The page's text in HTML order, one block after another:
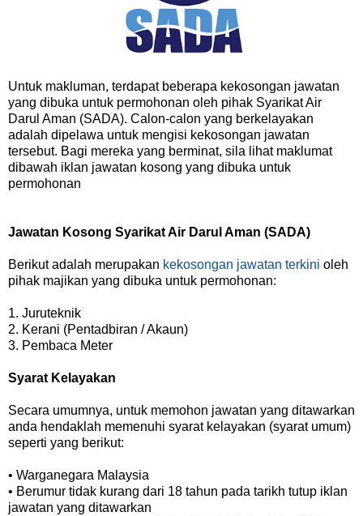
Untuk makluman, terdapat beberapa kekosongan jawatan
yang dibuka untuk permohonan oleh pihak Syarikat Air
Darul Aman (SADA). Calon-calon yang berkelayakan
adalah dipelawa untuk mengisi kekosongan jawatan
tersebut. Bagi mereka yang berminat, sila lihat maklumat
dibawah iklan jawatan kosong yang dibuka untuk
permohonan
Jawatan Kosong Syarikat Air Darul Aman (SADA)
Berikut adalah merupakan kekosongan jawatan terkini oleh
pihak majikan yang dibuka untuk permohonan:
1. Juruteknik
2. Kerani (Pentadbiran / Akaun)
3. Pembaca Meter
Syarat Kelayakan
Secara umumnya, untuk memohon jawatan yang ditawarkan
anda hendaklah memenuhi syarat kelayakan (syarat umum)
seperti yang berikut:
• Warganegara Malaysia
• Berumur tidak kurang dari 18 tahun pada tarikh tutup iklan
jawatan yang ditawarkan